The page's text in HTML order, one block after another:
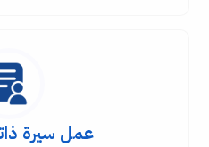
عمل سيرة